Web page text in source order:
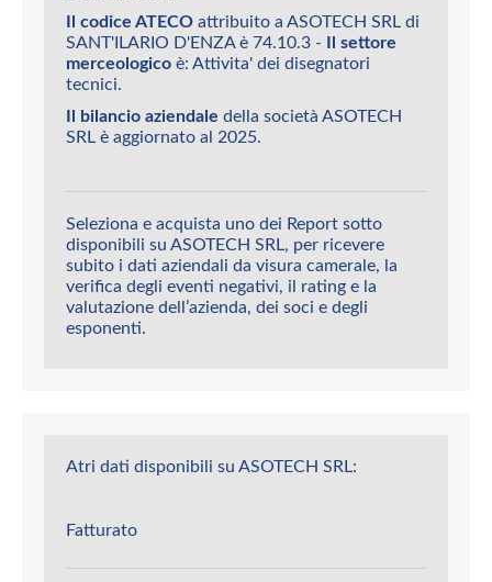
Il codice ATECO attribuito a ASOTECH SRL di
SANT'ILARIO D'ENZA è 74.10.3 - Il settore
merceologico è: Attivita' dei disegnatori
tecnici.
Il bilancio aziendale della società ASOTECH
SRL è aggiornato al 2025.
Seleziona e acquista uno dei Report sotto
disponibili su ASOTECH SRL, per ricevere
subito i dati aziendali da visura camerale, la
verifica degli eventi negativi, il rating e la
valutazione dell’azienda, dei soci e degli
esponenti.
Atri dati disponibili su ASOTECH SRL:
Fatturato